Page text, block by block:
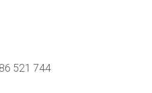
521 744